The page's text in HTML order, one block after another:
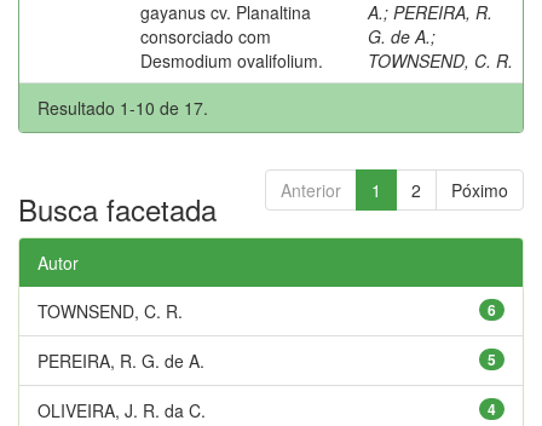
gayanus cv. Planaltina
consorciado com
Desmodium ovalifolium.
A.; PEREIRA, R.
G. de A.;
TOWNSEND, C. R.
Resultado 1-10 de 17.
Anterior 1 2 Póximo
Busca facetada
Autor
6
TOWNSEND, C. R.
5
PEREIRA, R. G. de A.
4
OLIVEIRA, J. R. da C.